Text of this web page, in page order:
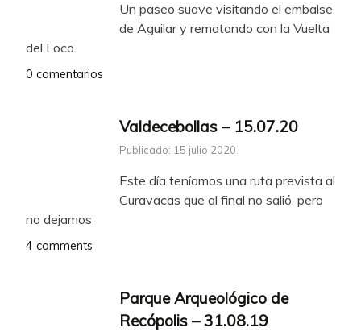
Un paseo suave visitando el embalse
de Aguilar y rematando con la Vuelta
del Loco.
0 comentarios
Valdecebollas – 15.07.20
Publicado: 15 julio 2020
Este día teníamos una ruta prevista al
Curavacas que al final no salió, pero
no dejamos
4 comments
Parque Arqueológico de
Recópolis – 31.08.19